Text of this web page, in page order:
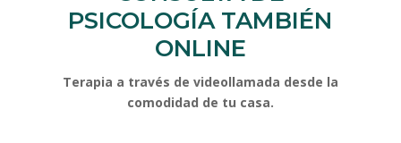
PSICOLOGÍATAMBIÉN
ONLINE
Terapia a través de videollamada desde la
comodidad de tu casa.